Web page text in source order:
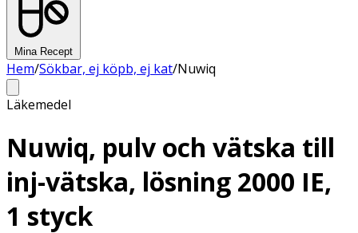
Mina Recept
Hem/Sökbar, ej köpb, ej kat/Nuwiq
Läkemedel
Nuwiq, pulv och vätska till
inj-vätska, lösning 2000 IE,
1 styck